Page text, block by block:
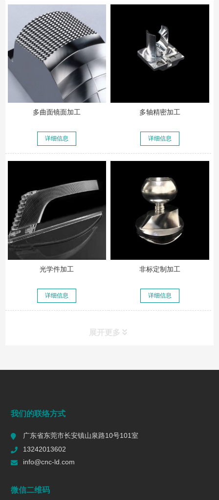
多曲面镜面加工
详细信息
多轴精密加工
详细信息
光学件加工
详细信息
非标定制加工
详细信息
展开更多
2026/07/28 169
2026/01/13
我们的联络方式
广东省东莞市长安镇山泉路10号101室
13242013602
info@cnc-ld.com
微信二维码